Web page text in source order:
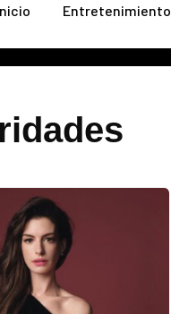
Entretenimiento